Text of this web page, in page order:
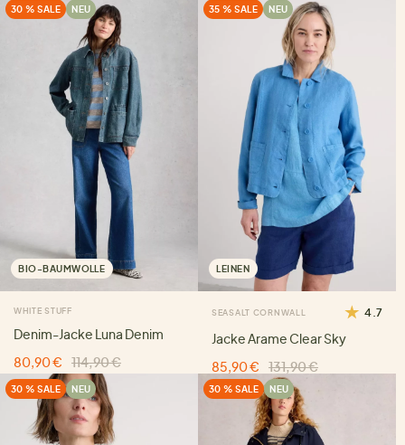
30 % SALE NEU
BIO-BAUMWOLLE
WHITE STUFF
Denim-Jacke Luna Denim
80,90 €
114,90 €
35 % SALE NEU
LEINEN
SEASALT CORNWALL 4.7
Jacke Arame Clear Sky
85,90 €
131,90 €
30 % SALE NEU 30 % SALE NEU